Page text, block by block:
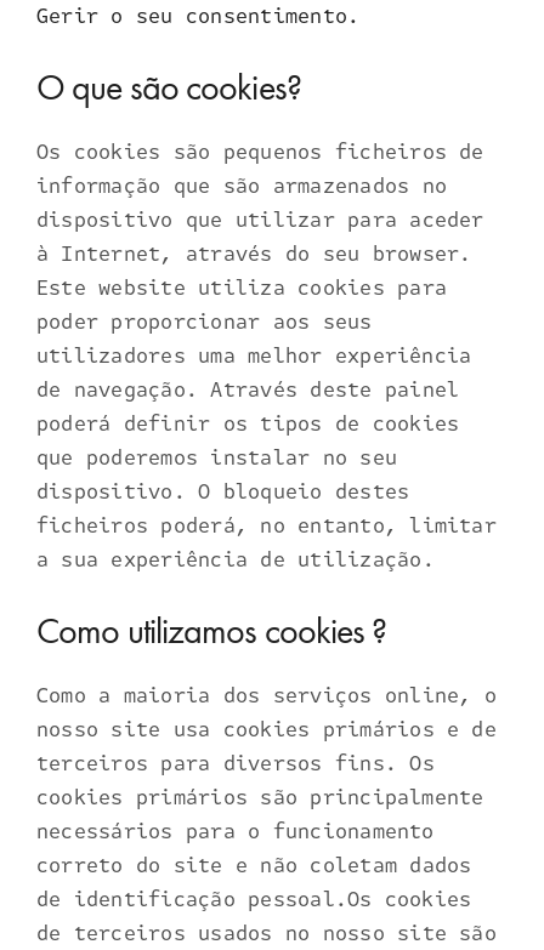
Gerir o seu consentimento.
O que são cookies?
Os cookies são pequenos ficheiros de
informação que são armazenados no
dispositivo que utilizar para aceder
à Internet, através do seu browser.
Este website utiliza cookies para
poder proporcionar aos seus
utilizadores uma melhor experiência
de navegação. Através deste painel
poderá definir os tipos de cookies
que poderemos instalar no seu
dispositivo. O bloqueio destes
ficheiros poderá, no entanto, limitar
a sua experiência de utilização.
Como utilizamos cookies ?
Como a maioria dos serviços online, o
nosso site usa cookies primários e de
terceiros para diversos fins. Os
cookies primários são principalmente
necessários para o funcionamento
correto do site e não coletam dados
de identificação pessoal.Os cookies
de terceiros usados no nosso site são